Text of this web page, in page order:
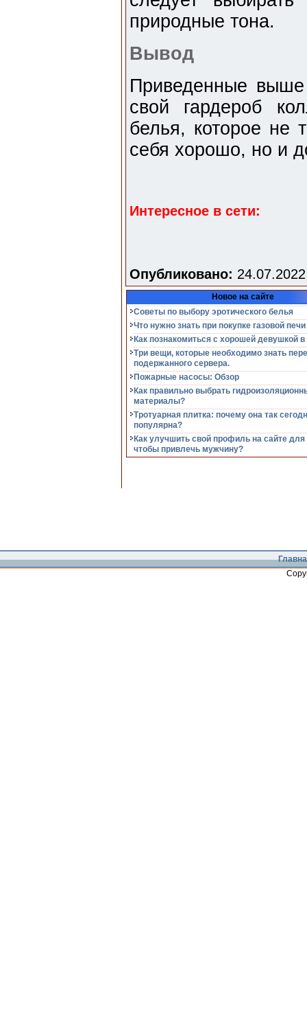
природные тона.
Вывод
Приведенные выше
свой гардероб
белья, которое не
себя хорошо, но и
Интересное в сети:
Опубликовано:
Новое на сайте
Советы по выбору эротического белья
Что нужно знать при покупке газовой печи
Как познакомиться с хорошей девушкой в
Три вещи, которые необходимо знать
подержанного сервера.
Пожарные насосы: Обзор
Как правильно выбрать
материалы?
Тротуарная плитка: почему она так
популярна?
Как улучшить свой профиль на сайте для
чтобы привлечь мужчину?